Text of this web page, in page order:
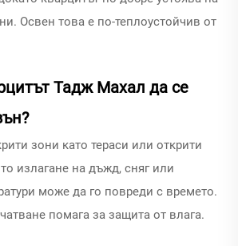
Освен това е по-теплоустойчив от
Тадж Махал да се
зони като тераси или открити
излагане на дъжд, сняг или
може да го повреди с времето.
помага за защита от влага.